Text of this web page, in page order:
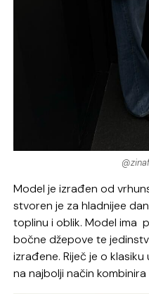
Model je izrađen od
stvoren je za hladnijee
toplinu i oblik. Model ima
bočne džepove te
izrađene. Riječ je o
na najbolji način